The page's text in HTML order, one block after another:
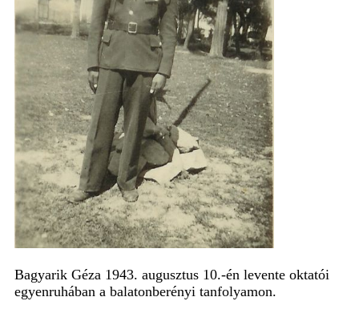
Bagyarik Géza 1943. augusztus 10.-én levente oktatói
egyenruhában a balatonberényi tanfolyamon.